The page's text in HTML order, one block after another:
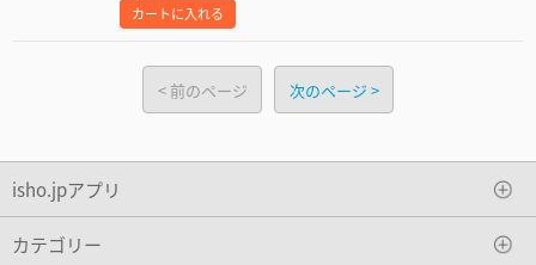
カートに入れる
前のページ 次のページ
isho.jpアプリ
カテゴリー